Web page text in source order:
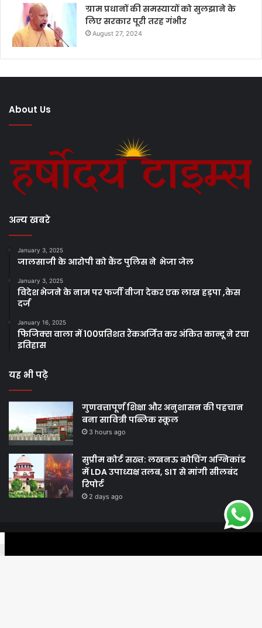
ग्राम प्रधानों की समस्यायों को सुलझाने के
लिए सरकार पूरी तरह गंभीर
August 27, 2024
About Us
अन्य खबरे
January 3, 2025
जालसाजी के आरोपी को कैंट पुलिस ने भेजा जेल
January 3, 2025
विदेश भेजने के नाम पर फर्जी वीजा देकर एक लाख हड़पा ,केस
दर्ज
January 16, 2025
फिजिक्स वाला में 100प्रतिशत रैंकअर्जित कर अंकित कान्दू ने रचा
इतिहास
यह भी पढ़े
गुणवत्तापूर्ण शिक्षा और अनुशासन की पहचान
बना सावित्री पब्लिक स्कूल
3 hours ago
सुप्रीम कोर्ट सख्त: लखनऊ कोचिंग अग्निकांड
में LDA उपाध्यक्ष तलब, SIT से मांगी सीलबंद
रिपोर्ट
2 days ago
Facebook Twitter WhatsApp Telegram Viber